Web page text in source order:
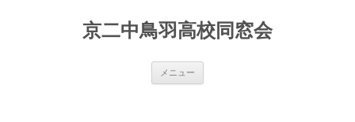
京二中鳥羽高校同窓会
メニュー